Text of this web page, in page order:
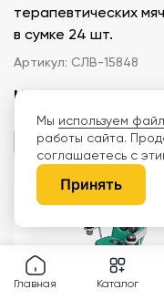
терапевтических
в сумке 24 шт.
Артикул: СЛВ-15848
Цена по запросу
−
Главная Каталог
Мы используем
работы сайта.
соглашаетесь с
Принять